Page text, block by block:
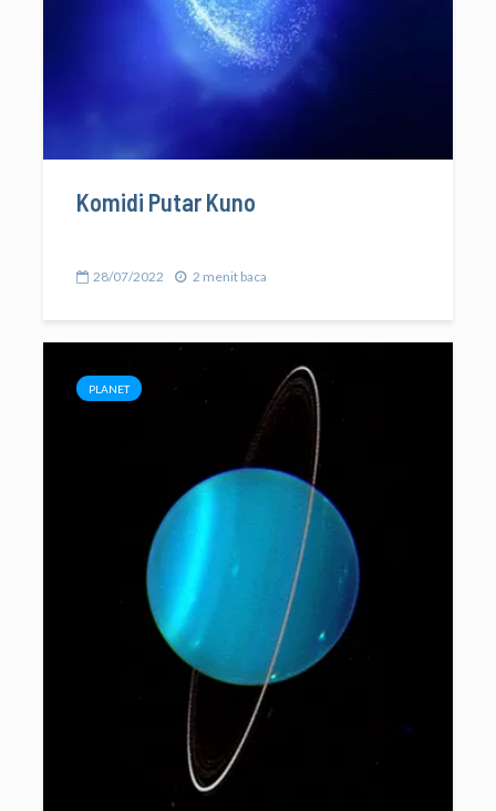
Komidi Putar Kuno
28/07/2022 2 menit baca
PLANET